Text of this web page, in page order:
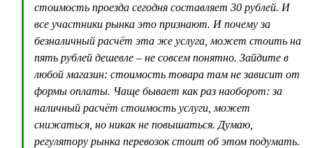
стоимость проезда сегодня составляет 30 рублей. И
все участники рынка это признают. И почему за
безналичный расчёт эта же услуга, может стоить на
пять рублей дешевле – не совсем понятно. Зайдите в
любой магазин: стоимость товара там не зависит от
формы оплаты. Чаще бывает как раз наоборот: за
наличный расчёт стоимость услуги, может
снижаться, но никак не повышаться. Думаю,
регулятору рынка перевозок стоит об этом подумать.